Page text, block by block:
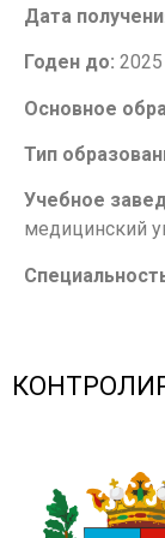
Дата
Годен до: 2025
Основное
Тип
Учебное
медицинский